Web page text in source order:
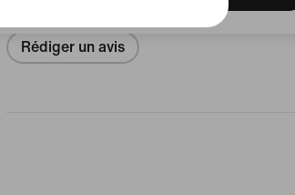
Rédiger un avis